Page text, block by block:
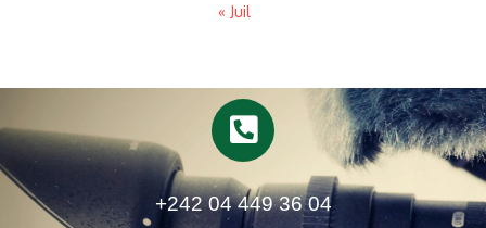
« Juil
+242 04 449 36 04